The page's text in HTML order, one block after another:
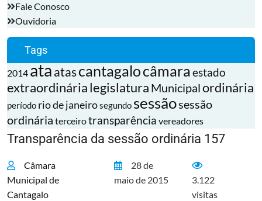
Fale Conosco
Ouvidoria
Tags
2014 ata atascantagalocâmaraestado
extraordinárialegislatura Municipalordinária
período rio de janeirosegundo sessãosessão
ordinária terceirotransparência vereadores
Transparência da sessão ordinária 157
Câmara
Municipal de
Cantagalo
28 de
maio de 2015
3.122
visitas